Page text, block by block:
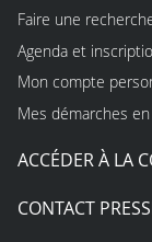
Faire une
Agenda et
Mon compte
Mes démarches
ACCÉDER À LA
CONTACT